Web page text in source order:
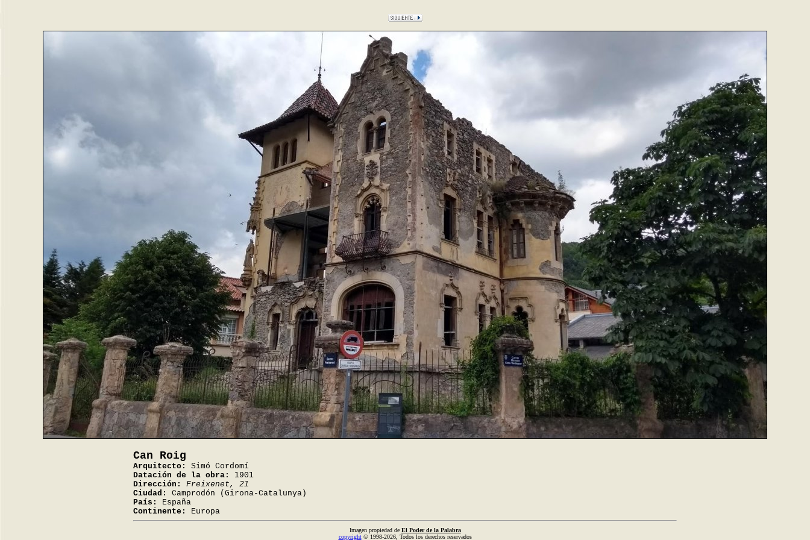
Can Roig
Arquitecto:
Simó Cordomí
Datación de la obra:
1901
Dirección:
Freixenet, 21
Ciudad:
Camprodón (Girona-Catalunya)
País:
España
Continente:
Europa
Imagen propiedad de El Poder de la Palabra
copyright© 1998-2026, Todos los derechos reservados